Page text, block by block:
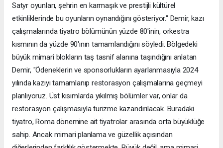
Satyr oyunları, şehrin en karmaşık ve prestijli kültürel
etkinliklerinde bu oyunların oynandığını gösteriyor." Demir, kazı
çalışmalarında tiyatro bölümünün yüzde 80'inin, orkestra
kısmının da yüzde 90'ının tamamlandığını söyledi. Bölgedeki
büyük mimari blokların taş tasnif alanına taşındığını anlatan
Demir, "Ödeneklerin ve sponsorlukların ayarlanmasıyla 2024
yılında kazıyı tamamlanıp restorasyon çalışmalarına geçmeyi
planlıyoruz. Üst kısımlarda yıkılmış bölümler var, onlar da
restorasyon çalışmasıyla turizme kazandırılacak. Buradaki
tiyatro, Roma dönemine ait tiyatrolar arasında orta büyüklüğe
sahip. Ancak mimari planlama ve güzellik açısından